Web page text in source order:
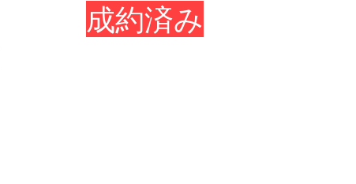
成約済み